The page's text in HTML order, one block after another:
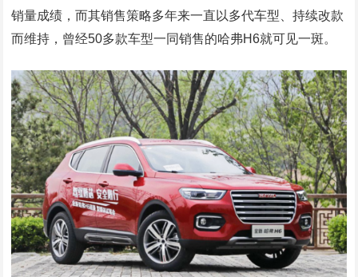
销量成绩，而其销售策略多年来一直以多代车型、持续改款
而维持，曾经50多款车型一同销售的哈弗H6就可见一斑。